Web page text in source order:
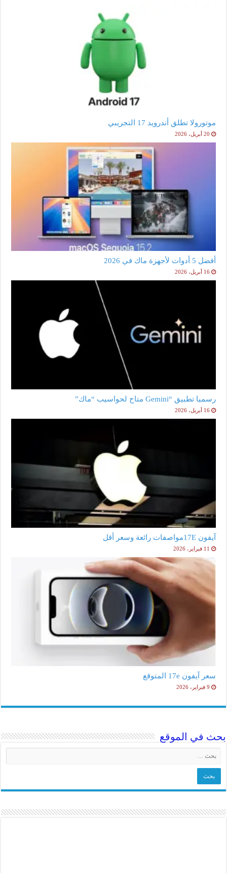
موتورولا تطلق أندرويد 17 التجريبي
20 أبريل، 2026
أفضل 5 أدوات لأجهزة ماك في 2026
16 أبريل، 2026
رسميا تطبيق “Gemini متاح لحواسيب “ماك”
16 أبريل، 2026
آيفون 17Eمواصفات رائعة وسعر أقل
11 فبراير، 2026
سعر آيفون 17e المتوقع
9 فبراير، 2026
بحث في الموقع